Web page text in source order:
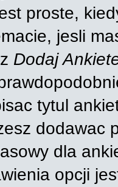
proste,
jesli
Dodaj
tytul
dodawac
dla
opcji